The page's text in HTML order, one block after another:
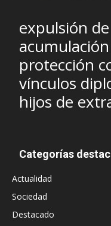
expulsión
protección
vínculos
hijos de
Categorías
Actualidad
Sociedad
Destacado